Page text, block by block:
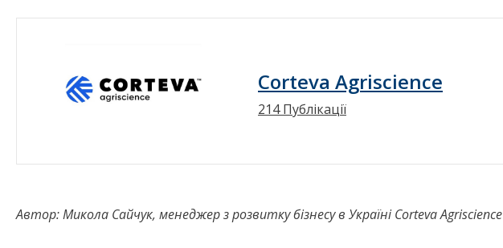
Corteva Agriscience
214 Публікації
Автор: Микола Сайчук, менеджер з розвитку бізнесу в Україні Corteva Agriscience